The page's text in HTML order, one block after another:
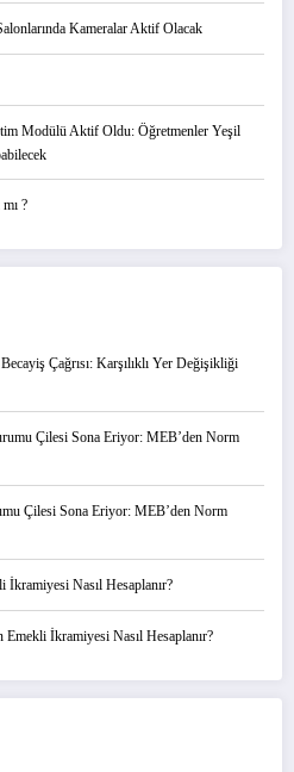
Kameralar Aktif Olacak
Modülü Aktif Oldu: Öğretmenler Yeşil
?
Çağrısı: Karşılıklı Yer Değişikliği
Çilesi Sona Eriyor: MEB’den Norm
Çilesi Sona Eriyor: MEB’den Norm
İkramiyesi Nasıl Hesaplanır?
Emekli İkramiyesi Nasıl Hesaplanır?